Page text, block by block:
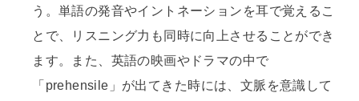
う。単語の発音やイントネーションを耳で覚えるこ
とで、リスニング力も同時に向上させることができ
ます。また、英語の映画やドラマの中で
「prehensile」が出てきた時には、文脈を意識して